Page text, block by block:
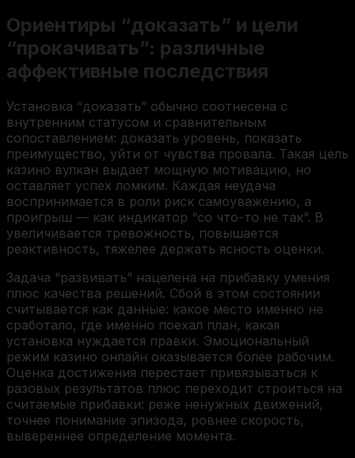
Ориентиры “доказать” и цели
“прокачивать”: различные
аффективные последствия
Установка “доказать” обычно соотнесена с
внутренним статусом и сравнительным
сопоставлением: доказать уровень, показать
преимущество, уйти от чувства провала. Такая цель
казино вулкан выдает мощную мотивацию, но
оставляет успех ломким. Каждая неудача
воспринимается в роли риск самоуважению, а
проигрыш — как индикатор “со что-то не так”. В
увеличивается тревожность, повышается
реактивность, тяжелее держать ясность оценки.
Задача “развивать” нацелена на прибавку умения
плюс качества решений. Сбой в этом состоянии
считывается как данные: какое место именно не
сработало, где именно поехал план, какая
установка нуждается правки. Эмоциональный
режим казино онлайн оказывается более рабочим.
Оценка достижения перестает привязываться к
разовых результатов плюс переходит строиться на
считаемые прибавки: реже ненужных движений,
точнее понимание эпизода, ровнее скорость,
вывереннее определение момента.